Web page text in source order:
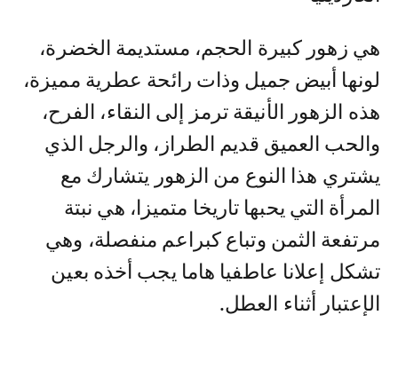
هي زهور كبيرة الحجم، مستديمة الخضرة،
لونها أبيض جميل وذات رائحة عطرية مميزة،
هذه الزهور الأنيقة ترمز إلى النقاء، الفرح،
والحب العميق قديم الطراز، والرجل الذي
يشتري هذا النوع من الزهور يتشارك مع
المرأة التي يحبها تاريخا متميزا، هي نبتة
مرتفعة الثمن وتباع كبراعم منفصلة، وهي
تشكل إعلانا عاطفيا هاما يجب أخذه بعين
الإعتبار أثناء العطل.